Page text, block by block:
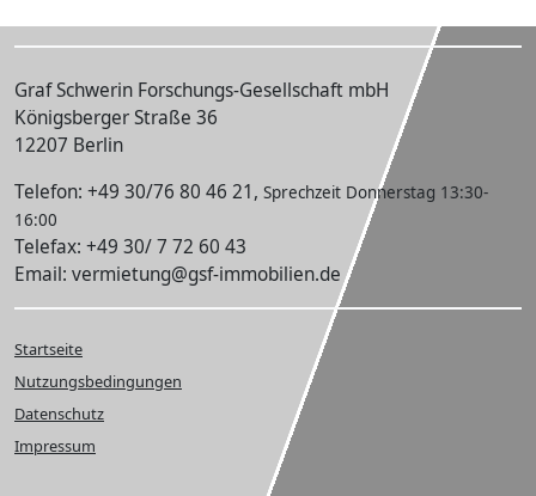
Graf Schwerin Forschungs-Gesellschaft mbH
Königsberger Straße 36
12207 Berlin
Telefon: +49 30/76 80 46 21, Sprechzeit Donnerstag 13:30-
16:00
Telefax: +49 30/ 7 72 60 43
Email: vermietung@gsf-immobilien.de
Startseite
Nutzungsbedingungen
Datenschutz
Impressum